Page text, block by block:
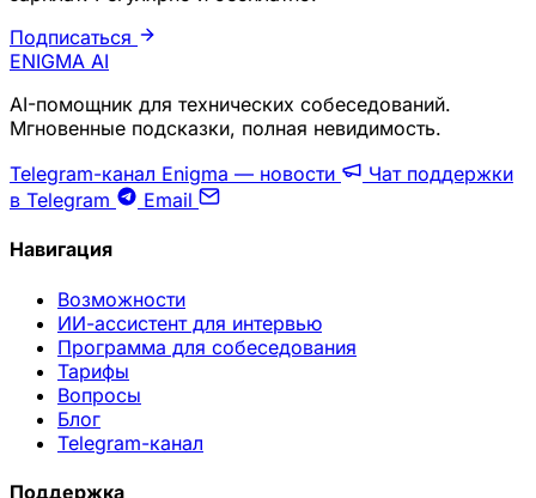
Подписаться
ENIGMA AI
AI-помощник для технических собеседований.
Мгновенные подсказки, полная невидимость.
Telegram-канал Enigma — новости
Чат поддержки
в Telegram
Email
Навигация
Возможности
ИИ-ассистент для интервью
Программа для собеседования
Тарифы
Вопросы
Блог
Telegram-канал
Поддержка